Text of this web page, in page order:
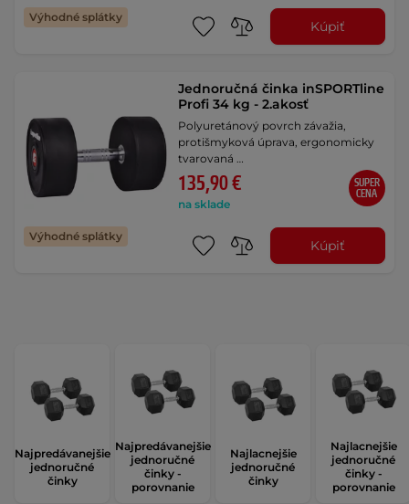
Výhodné splátky
Kúpiť
Výhodné splátky
Jednoručná činka inSPORTline
Profi 34 kg - 2.akosť
Polyuretánový povrch závažia,
protišmyková úprava, ergonomicky
tvarovaná …
135,90 €
na sklade
SUPER
CENA
Kúpiť
Najpredávanejšie
jednoručné
činky
Najpredávanejšie
jednoručné
činky -
porovnanie
Najlacnejšie
jednoručné
činky
Najlacnejšie
jednoručné
činky -
porovnanie